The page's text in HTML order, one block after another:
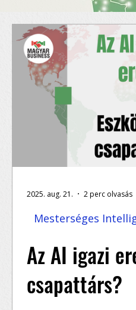
Az AI igazi
csapattárs?
Mesterséges
2025. aug. 21. 2 perc olvasás